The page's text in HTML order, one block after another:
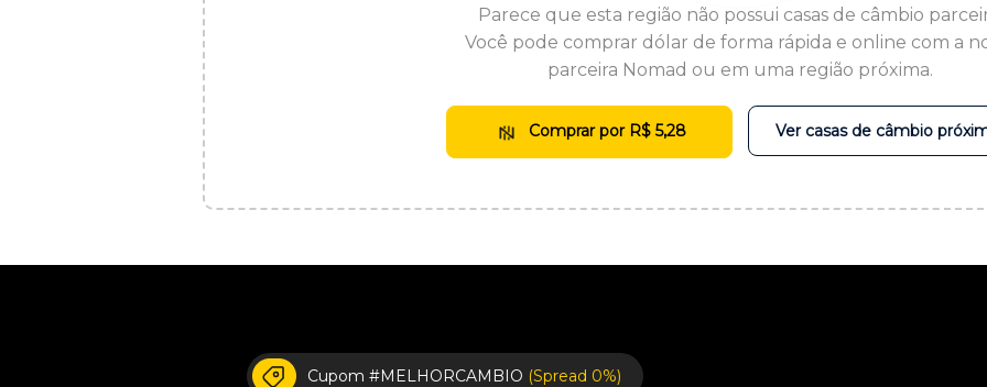
Parece que esta região não possui casas de câmbio
Você pode comprar dólar de forma rápida e online com a
parceira Nomad ou em uma região próxima.
Comprar por R$ 5,28 Ver casas de câmbio
Cupom #MELHORCAMBIO (Spread 0%)